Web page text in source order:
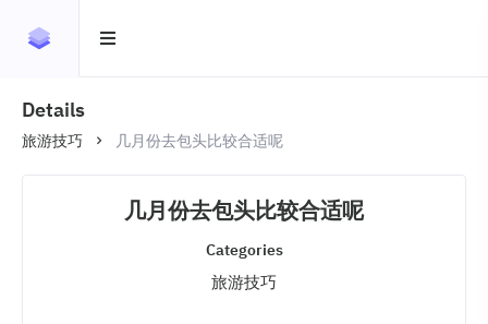
Details
旅游技巧 几月份去包头比较合适呢
几月份去包头比较合适呢
Categories
旅游技巧